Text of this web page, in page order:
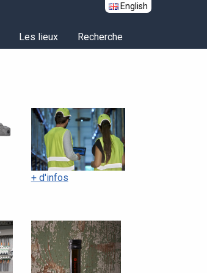
English
Les lieux Recherche
+ d'infos